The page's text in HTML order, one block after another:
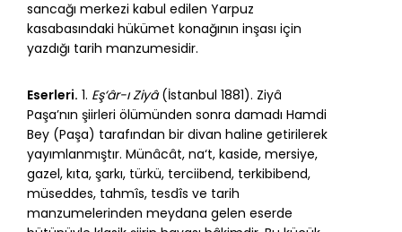
sancağı merkezi kabul edilen Yarpuz
kasabasındaki hükümet konağının inşası için
yazdığı tarih manzumesidir.
Eserleri. 1. Eş‘âr-ı Ziyâ(İstanbul 1881). Ziyâ
Paşa’nın şiirleri ölümünden sonra damadı Hamdi
Bey (Paşa) tarafından bir divan haline getirilerek
yayımlanmıştır. Münâcât, na‘t, kaside, mersiye,
gazel, kıta, şarkı, türkü, terciibend, terkibibend,
müseddes, tahmîs, tesdîs ve tarih
manzumelerinden meydana gelen eserde